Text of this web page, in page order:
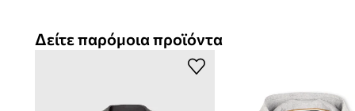
Δείτε παρόμοια προϊόντα